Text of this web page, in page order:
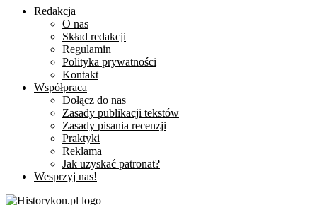
Redakcja
O nas
Skład redakcji
Regulamin
Polityka prywatności
Kontakt
Współpraca
Dołącz do nas
Zasady publikacji tekstów
Zasady pisania recenzji
Praktyki
Reklama
Jak uzyskać patronat?
Wesprzyj nas!